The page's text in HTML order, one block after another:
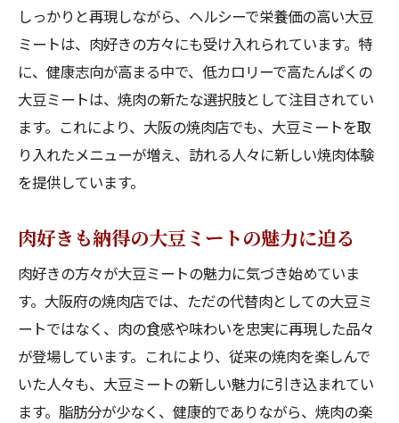
しっかりと再現しながら、ヘルシーで栄養価の高い大豆
ミートは、肉好きの方々にも受け入れられています。特
に、健康志向が高まる中で、低カロリーで高たんぱくの
大豆ミートは、焼肉の新たな選択肢として注目されてい
ます。これにより、大阪の焼肉店でも、大豆ミートを取
り入れたメニューが増え、訪れる人々に新しい焼肉体験
を提供しています。
肉好きも納得の大豆ミートの魅力に迫る
肉好きの方々が大豆ミートの魅力に気づき始めていま
す。大阪府の焼肉店では、ただの代替肉としての大豆ミ
ートではなく、肉の食感や味わいを忠実に再現した品々
が登場しています。これにより、従来の焼肉を楽しんで
いた人々も、大豆ミートの新しい魅力に引き込まれてい
ます。脂肪分が少なく、健康的でありながら、焼肉の楽